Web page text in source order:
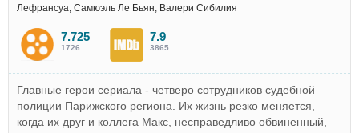
Лефрансуа, Самюэль Ле Бьян, Валери Сибилия
7.725
1726
7.9
3865
Главные герои сериала - четверо сотрудников судебной
полиции Парижского региона. Их жизнь резко меняется,
когда их друг и коллега Макс, несправедливо обвиненный,